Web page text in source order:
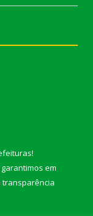
!
em
transparência